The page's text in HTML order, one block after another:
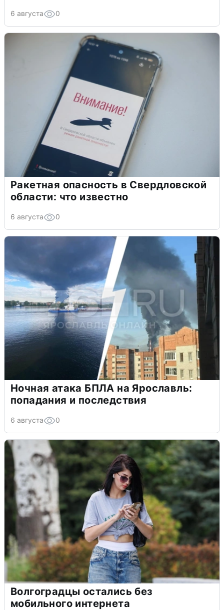
6 августа 0
Ракетная опасность в Свердловской
области: что известно
6 августа 0
Ночная атака БПЛА на Ярославль:
попадания и последствия
6 августа 0
Волгоградцы остались без
мобильного интернета